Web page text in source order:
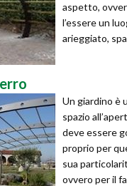
aspetto,
l’essere un
arieggiato,
Un giardino è
spazio
deve essere
proprio per
sua
ovvero per il